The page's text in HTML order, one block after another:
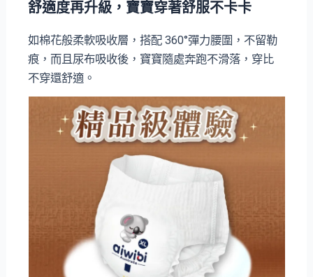
舒適度再升級，寶寶穿著舒服不卡卡
如棉花般柔軟吸收層，搭配 360°彈力腰圍，不留勒
痕，而且尿布吸收後，寶寶隨處奔跑不滑落，穿比
不穿還舒適。